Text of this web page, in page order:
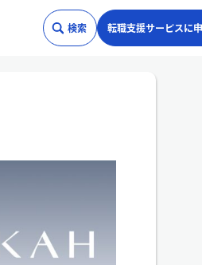
検索 転職支援サービスに